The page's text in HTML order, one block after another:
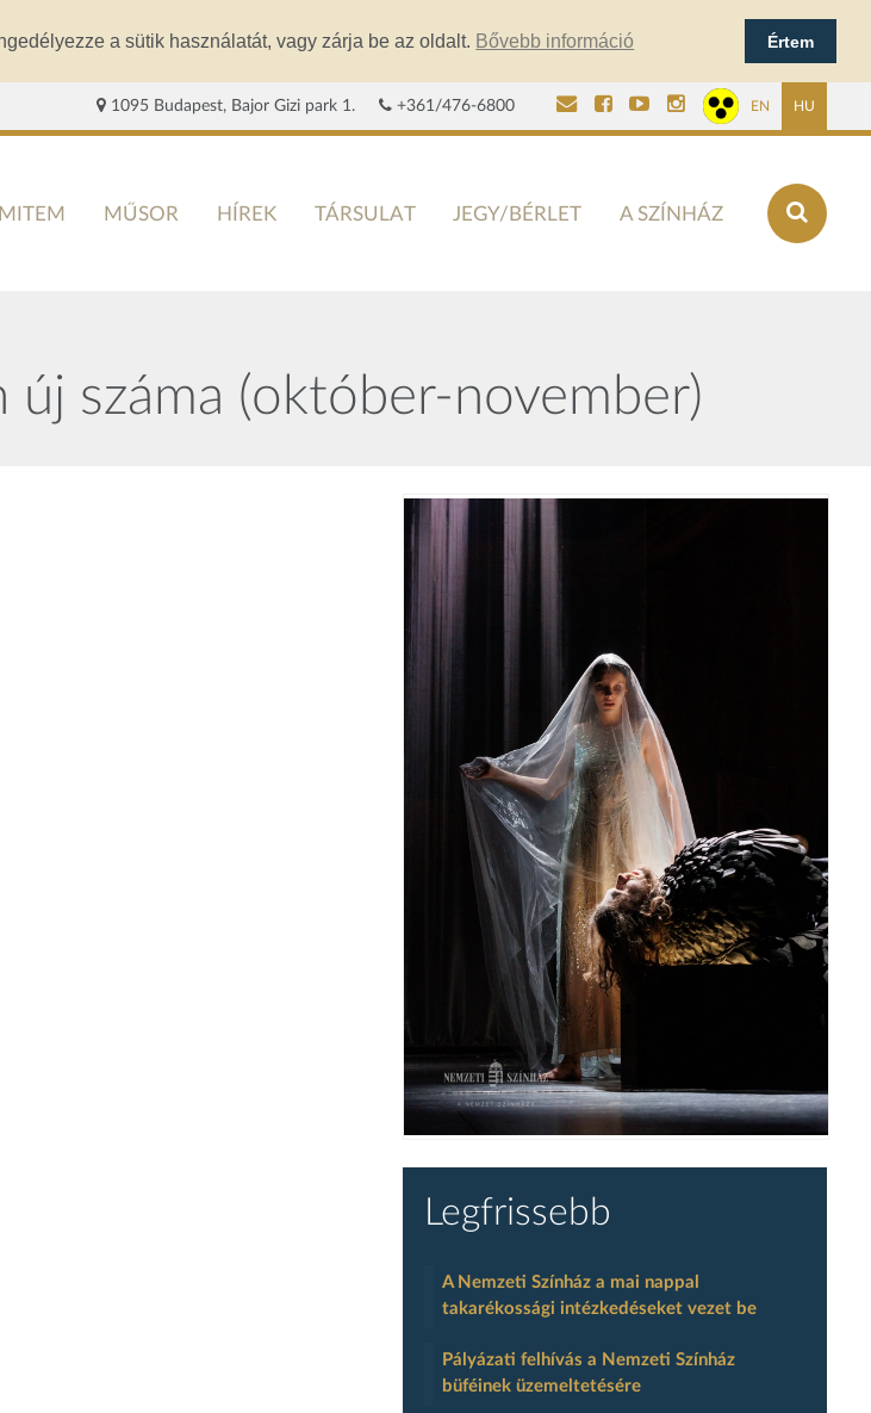
a sütik használatát, vagy zárja be az oldalt. Bővebb információ Értem
1095 Budapest, Bajor Gizi park 1. +361/476-6800 EN HU
MITEM MŰSOR HÍREK TÁRSULAT JEGY/BÉRLET A SZÍNHÁZ
száma (október-november)
Legfrissebb
A Nemzeti Színház a mai nappal
takarékossági intézkedéseket vezet be
Pályázati felhívás a Nemzeti Színház
büféinek üzemeltetésére